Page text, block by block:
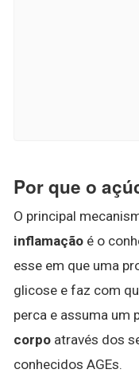
Por que o
O principal
inflamação é o
esse em que uma
glicose e faz com
perca e assuma um
corpo através dos
conhecidos AGEs.